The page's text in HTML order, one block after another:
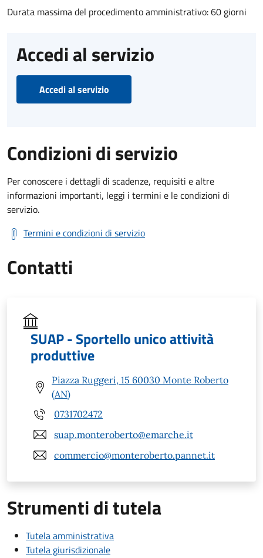
Durata massima del procedimento amministrativo: 60 giorni
Accedi al servizio
Accedi al servizio
Condizioni di servizio
Per conoscere i dettagli di scadenze, requisiti e altre
informazioni importanti, leggi i termini e le condizioni di
servizio.
Termini e condizioni di servizio
Contatti
SUAP - Sportello unico attività
produttive
Piazza Ruggeri, 15 60030 Monte Roberto
(AN)
0731702472
suap.monteroberto@emarche.it
commercio@monteroberto.pannet.it
Strumenti di tutela
Tutela amministrativa
Tutela giurisdizionale